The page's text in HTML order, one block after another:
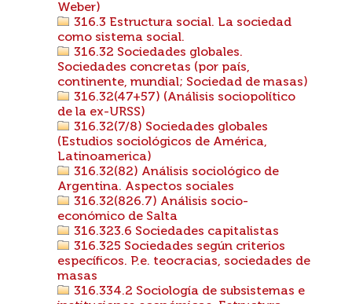
Weber)
316.3 Estructura social. La sociedad
como sistema social.
316.32 Sociedades globales.
Sociedades concretas (por país,
continente, mundial; Sociedad de masas)
316.32(47+57) (Análisis sociopolítico
de la ex-URSS)
316.32(7/8) Sociedades globales
(Estudios sociológicos de América,
Latinoamerica)
316.32(82) Análisis sociológico de
Argentina. Aspectos sociales
316.32(826.7) Análisis socio-
económico de Salta
316.323.6 Sociedades capitalistas
316.325 Sociedades según criterios
específicos. P.e. teocracias, sociedades de
masas
316.334.2 Sociología de subsistemas e